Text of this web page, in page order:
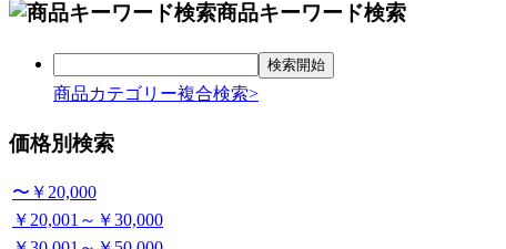
商品キーワード検索
商品カテゴリー複合検索>
価格別検索
〜￥20,000
￥20,001～￥30,000